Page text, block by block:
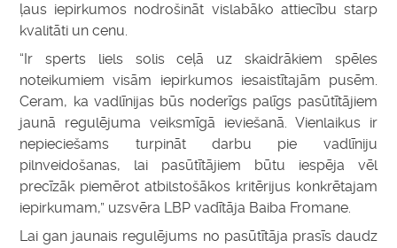
ļaus iepirkumos nodrošināt vislabāko attiecību starp
kvalitāti un cenu.
“Ir sperts liels solis ceļā uz skaidrākiem spēles
noteikumiem visām iepirkumos iesaistītajām pusēm.
Ceram, ka vadlīnijas būs noderīgs palīgs pasūtītājiem
jaunā regulējuma veiksmīgā ieviešanā. Vienlaikus ir
nepieciešams turpināt darbu pie vadlīniju
pilnveidošanas, lai pasūtītājiem būtu iespēja vēl
precīzāk piemērot atbilstošākos kritērijus konkrētajam
iepirkumam,” uzsvēra LBP vadītāja Baiba Fromane.
Lai gan jaunais regulējums no pasūtītāja prasīs daudz